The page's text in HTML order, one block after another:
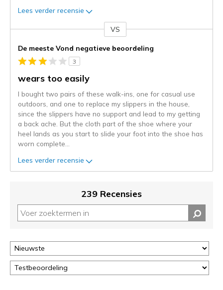
Lees verder recensie
content
wordt
momenteel
gemigreerd
de
niejee
page_id.
kunt
status
van
deze
of
door
<a
href="javascript:location.href=location.pathname;">hier</a>
VS
De meeste Vond negatieve beoordeling
3
wears too easily
I bought two pairs of these walk-ins, one for casual use
outdoors, and one to replace my slippers in the house,
since the slippers have no support and lead to my getting
a back ache. But the cloth part of the shoe where your
heel lands as you start to slide your foot into the shoe has
worn complete
Lees verder recensie
239 Recensies